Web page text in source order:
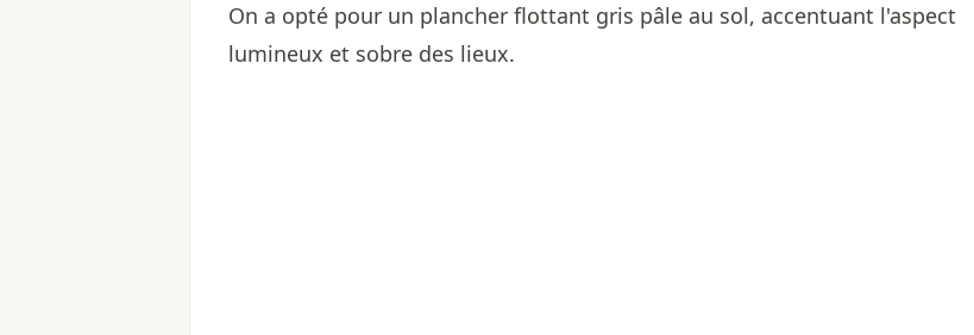
On a opté pour un plancher flottant gris pâle au sol, accentuant l'aspect
lumineux et sobre des lieux.